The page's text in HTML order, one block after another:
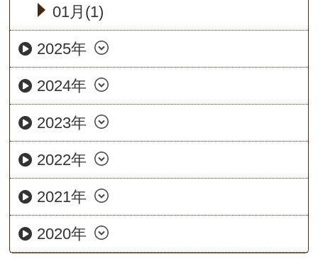
01月(1)
2025年
2024年
2023年
2022年
2021年
2020年